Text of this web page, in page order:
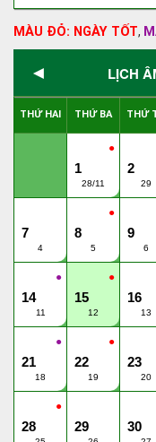
MÀU ĐỎ: NGÀY TỐT,
◄ LỊCH
THỨ HAI THỨ BA THỨ
●
1
28/11
2
29
7
4
●
8
5
9
6
●
14
11
●
15
12
16
13
●
21
18
●
22
19
23
20
●
28 29 30